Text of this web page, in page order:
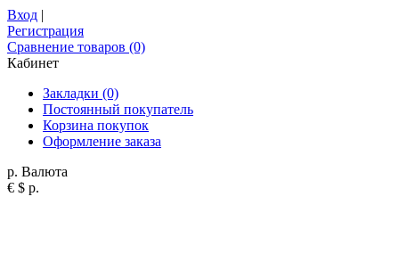
Вход |
Регистрация
Сравнение товаров (0)
Кабинет
Закладки (0)
Постоянный покупатель
Корзина покупок
Оформление заказа
р. Валюта
€ $ р.